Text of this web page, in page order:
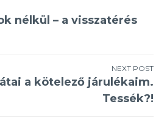
nélkül – a visszatérés
NEXT POST
a kötelező járulékaim.
Tessék?!